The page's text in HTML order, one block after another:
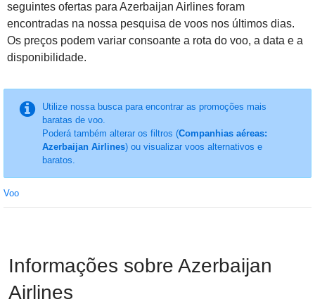
seguintes ofertas para Azerbaijan Airlines foram
encontradas na nossa pesquisa de voos nos últimos dias.
Os preços podem variar consoante a rota do voo, a data e a
disponibilidade.
Utilize nossa busca para encontrar as promoções mais
baratas de voo.
Poderá também alterar os filtros (Companhias aéreas:
Azerbaijan Airlines) ou visualizar voos alternativos e
baratos.
Voo
Informações sobre Azerbaijan
Airlines